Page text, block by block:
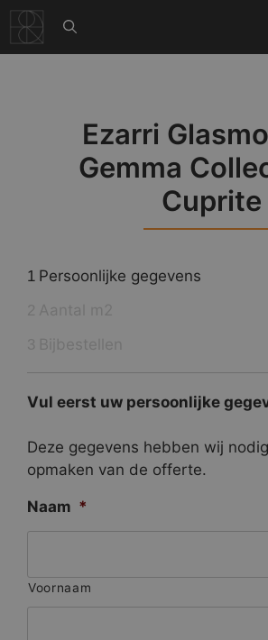
naar
de
Ezarri
Gemma
Cuprite
1 Persoonlijke gegevens
Vul eerst uw persoonlijke
Deze gegevens hebben wij
opmaken van de offerte.
Naam *
Voornaam